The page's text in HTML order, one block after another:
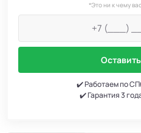
*Это ни к чему
✔️ Работаем по
✔️ Гарантия 3